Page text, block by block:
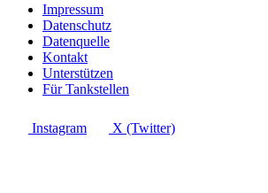
Impressum
Datenschutz
Datenquelle
Kontakt
Unterstützen
Für Tankstellen
Instagram X (Twitter)